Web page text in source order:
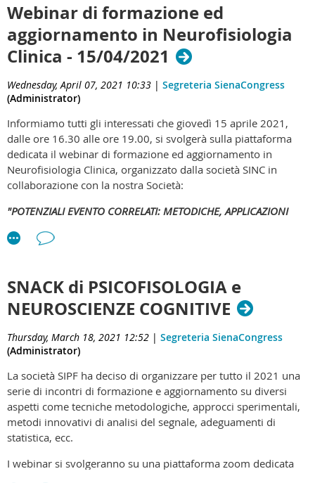
Webinar di formazione ed
aggiornamento in Neurofisiologia
Clinica - 15/04/2021
Wednesday, April 07, 2021 10:33 | Segreteria SienaCongress
(Administrator)
Informiamo tutti gli interessati che giovedì 15 aprile 2021,
dalle ore 16.30 alle ore 19.00, si svolgerà sulla piattaforma
dedicata il webinar di formazione ed aggiornamento in
Neurofisiologia Clinica, organizzato dalla società SINC in
collaborazione con la nostra Società:
"POTENZIALI EVENTO CORRELATI: METODICHE, APPLICAZIONI
Scarica qui la locandina
SNACK di PSICOFISOLOGIA e
NEUROSCIENZE COGNITIVE
Thursday, March 18, 2021 12:52 | Segreteria SienaCongress
(Administrator)
La società SIPF ha deciso di organizzare per tutto il 2021 una
serie di incontri di formazione e aggiornamento su diversi
aspetti come tecniche metodologiche, approcci sperimentali,
metodi innovativi di analisi del segnale, adeguamenti di
statistica, ecc.
I webinar si svolgeranno su una piattaforma zoom dedicata